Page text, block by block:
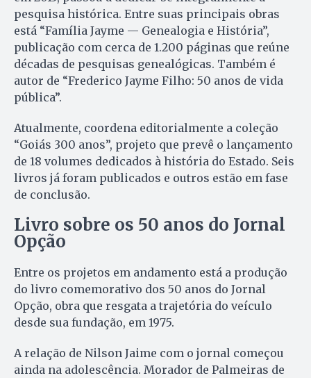
pesquisa histórica. Entre suas principais obras
está “Família Jayme — Genealogia e História”,
publicação com cerca de 1.200 páginas que reúne
décadas de pesquisas genealógicas. Também é
autor de “Frederico Jayme Filho: 50 anos de vida
pública”.
Atualmente, coordena editorialmente a coleção
“Goiás 300 anos”, projeto que prevê o lançamento
de 18 volumes dedicados à história do Estado. Seis
livros já foram publicados e outros estão em fase
de conclusão.
Livro sobre os 50 anos do Jornal
Opção
Entre os projetos em andamento está a produção
do livro comemorativo dos 50 anos do Jornal
Opção, obra que resgata a trajetória do veículo
desde sua fundação, em 1975.
A relação de Nilson Jaime com o jornal começou
ainda na adolescência. Morador de Palmeiras de